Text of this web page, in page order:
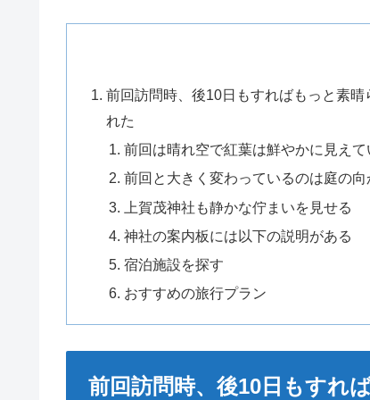
前回訪問時、後10日もすればもっと素
れた
前回は晴れ空で紅葉は鮮やかに見え
前回と大きく変わっているのは庭の
上賀茂神社も静かな佇まいを見せる
神社の案内板には以下の説明がある
宿泊施設を探す
おすすめの旅行プラン
前回訪問時、後10日もすれ